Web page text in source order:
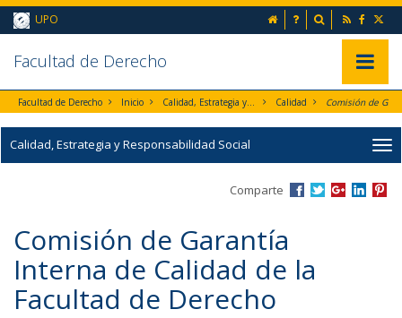
Ir al contenido principal de la página (alt + s)
Ir a la cabecera de la página (alt + c)
Ir al pie de la página (alt + p)
Ir al menú principal (alt + u)
UPO inicio Preguntas
Buscador
Facultad de Derecho
Facultad de Derecho Inicio Calidad, Estrategia y Responsabilidad Social Calidad
Calidad, Estrategia y Responsabilidad Social
Comparte
Comisión de Garantía
Interna de Calidad de la
Facultad de Derecho